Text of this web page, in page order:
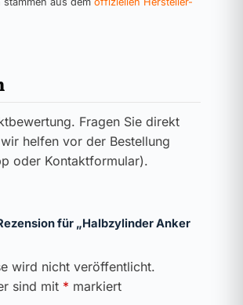
Fragen Sie direkt
helfen vor der Bestellung
oder Kontaktformular).
für „Halbzylinder Anker
wird nicht veröffentlicht.
sind mit * markiert